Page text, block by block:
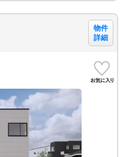
物件
詳細